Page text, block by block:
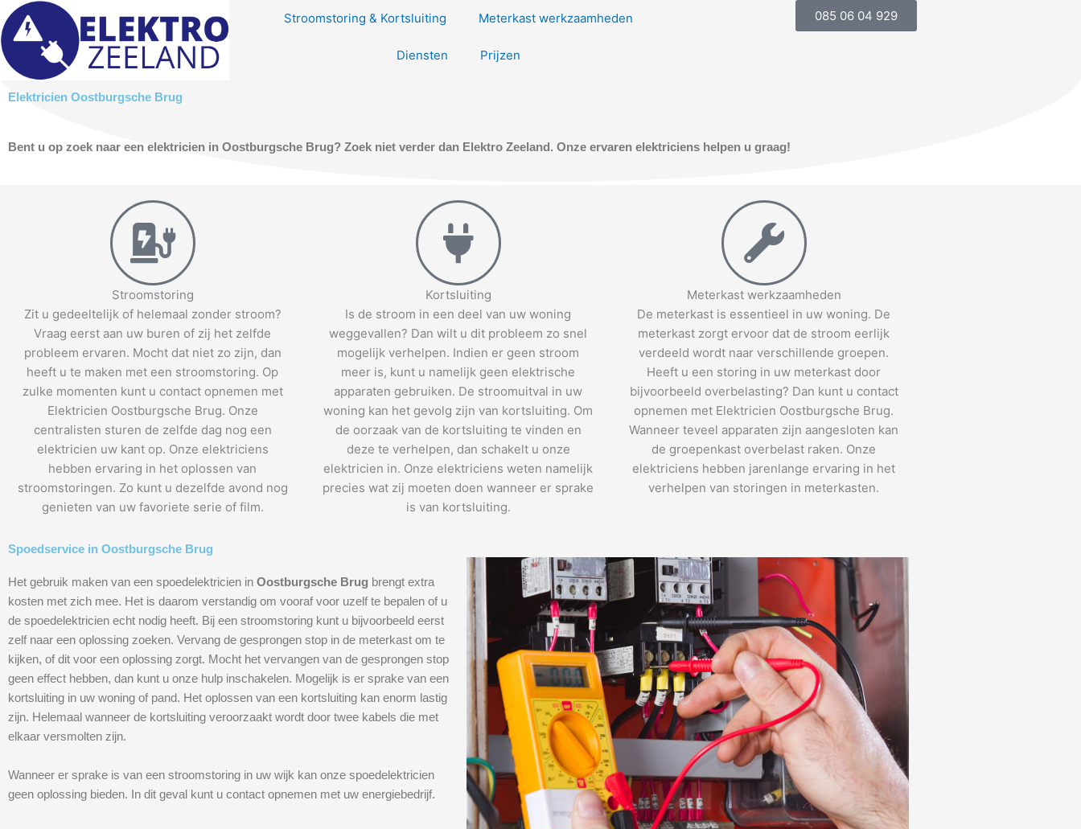
Skip
to
content
Stroomstoring & Kortsluiting Meterkast werkzaamheden
Diensten Prijzen
085 06 04 929
Elektricien Oostburgsche Brug
Bent u op zoek naar een elektricien in Oostburgsche Brug? Zoek niet verder dan Elektro Zeeland. Onze ervaren elektriciens helpen u graag!
Stroomstoring
Zit u gedeeltelijk of helemaal zonder stroom?
Vraag eerst aan uw buren of zij het zelfde
probleem ervaren. Mocht dat niet zo zijn, dan
heeft u te maken met een stroomstoring. Op
zulke momenten kunt u contact opnemen met
Elektricien Oostburgsche Brug. Onze
centralisten sturen de zelfde dag nog een
elektricien uw kant op. Onze elektriciens
hebben ervaring in het oplossen van
stroomstoringen. Zo kunt u dezelfde avond nog
genieten van uw favoriete serie of film.
Kortsluiting
Is de stroom in een deel van uw woning
weggevallen? Dan wilt u dit probleem zo snel
mogelijk verhelpen. Indien er geen stroom
meer is, kunt u namelijk geen elektrische
apparaten gebruiken. De stroomuitval in uw
woning kan het gevolg zijn van kortsluiting. Om
de oorzaak van de kortsluiting te vinden en
deze te verhelpen, dan schakelt u onze
elektricien in. Onze elektriciens weten namelijk
precies wat zij moeten doen wanneer er sprake
is van kortsluiting.
Meterkast werkzaamheden
De meterkast is essentieel in uw woning. De
meterkast zorgt ervoor dat de stroom eerlijk
verdeeld wordt naar verschillende groepen.
Heeft u een storing in uw meterkast door
bijvoorbeeld overbelasting? Dan kunt u contact
opnemen met Elektricien Oostburgsche Brug.
Wanneer teveel apparaten zijn aangesloten kan
de groepenkast overbelast raken. Onze
elektriciens hebben jarenlange ervaring in het
verhelpen van storingen in meterkasten.
Spoedservice in Oostburgsche Brug
Het gebruik maken van een spoedelektricien in Oostburgsche Brug brengt extra
kosten met zich mee. Het is daarom verstandig om vooraf voor uzelf te bepalen of u
de spoedelektricien echt nodig heeft. Bij een stroomstoring kunt u bijvoorbeeld eerst
zelf naar een oplossing zoeken. Vervang de gesprongen stop in de meterkast om te
kijken, of dit voor een oplossing zorgt. Mocht het vervangen van de gesprongen stop
geen effect hebben, dan kunt u onze hulp inschakelen. Mogelijk is er sprake van een
kortsluiting in uw woning of pand. Het oplossen van een kortsluiting kan enorm lastig
zijn. Helemaal wanneer de kortsluiting veroorzaakt wordt door twee kabels die met
elkaar versmolten zijn.
Wanneer er sprake is van een stroomstoring in uw wijk kan onze spoedelektricien
geen oplossing bieden. In dit geval kunt u contact opnemen met uw energiebedrijf.